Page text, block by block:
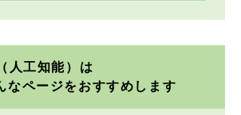
人工知能）は
なページをおすすめします